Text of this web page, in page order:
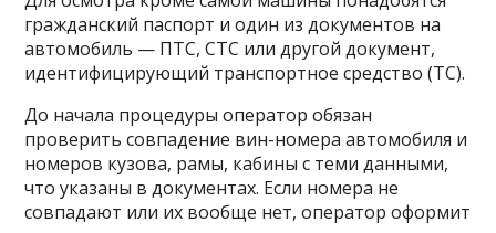
гражданский паспорт и один из документов на
автомобиль — ПТС, СТС или другой документ,
идентифицирующий транспортное средство (ТС).
До начала процедуры оператор обязан
проверить совпадение вин-номера автомобиля и
номеров кузова, рамы, кабины с теми данными,
что указаны в документах. Если номера не
совпадают или их вообще нет, оператор оформит